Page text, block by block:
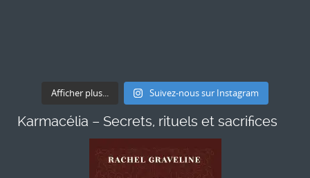
Afficher plus... Suivez-nous sur Instagram
Karmacélia – Secrets, rituels et sacrifices